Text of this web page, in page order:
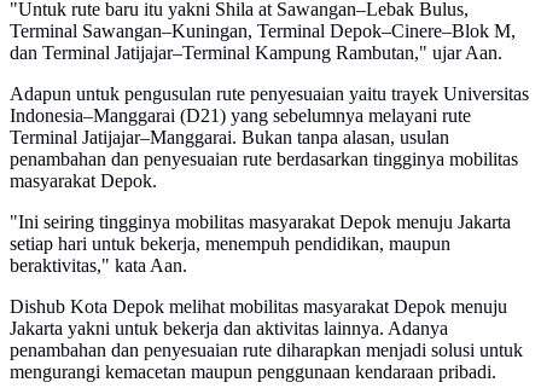
"Untuk rute baru itu yakni Shila at Sawangan–Lebak Bulus,
Terminal Sawangan–Kuningan, Terminal Depok–Cinere–Blok M,
dan Terminal Jatijajar–Terminal Kampung Rambutan," ujar Aan.
Adapun untuk pengusulan rute penyesuaian yaitu trayek Universitas
Indonesia–Manggarai (D21) yang sebelumnya melayani rute
Terminal Jatijajar–Manggarai. Bukan tanpa alasan, usulan
penambahan dan penyesuaian rute berdasarkan tingginya mobilitas
masyarakat Depok.
"Ini seiring tingginya mobilitas masyarakat Depok menuju Jakarta
setiap hari untuk bekerja, menempuh pendidikan, maupun
beraktivitas," kata Aan.
Dishub Kota Depok melihat mobilitas masyarakat Depok menuju
Jakarta yakni untuk bekerja dan aktivitas lainnya. Adanya
penambahan dan penyesuaian rute diharapkan menjadi solusi untuk
mengurangi kemacetan maupun penggunaan kendaraan pribadi.